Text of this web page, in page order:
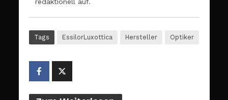
Tags EssilorLuxottica Hersteller Optiker